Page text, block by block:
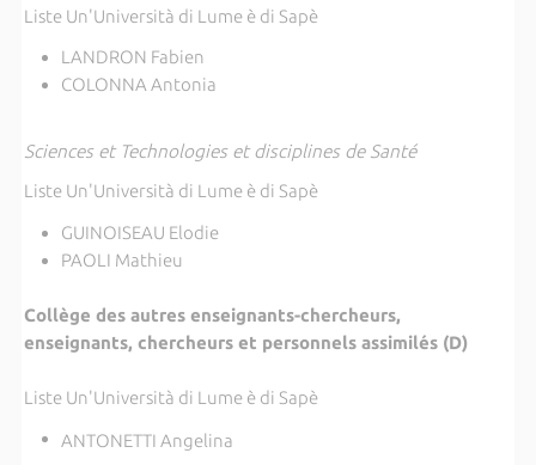
Liste Un'Università di Lume è di Sapè
LANDRON Fabien
COLONNA Antonia
Sciences et Technologies et disciplines de Santé
Liste Un'Università di Lume è di Sapè
GUINOISEAU Elodie
PAOLI Mathieu
Collège des autres enseignants-chercheurs,
enseignants, chercheurs et personnels assimilés (D)
Liste Un'Università di Lume è di Sapè
ANTONETTI Angelina